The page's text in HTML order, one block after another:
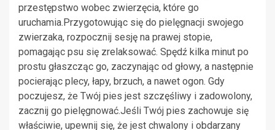
przestępstwo wobec zwierzęcia, które go
uruchamia.Przygotowując się do pielęgnacji swojego
zwierzaka, rozpocznij sesję na prawej stopie,
pomagając psu się zrelaksować. Spędź kilka minut po
prostu głaszcząc go, zaczynając od głowy, a następnie
pocierając plecy, łapy, brzuch, a nawet ogon. Gdy
poczujesz, że Twój pies jest szczęśliwy i zadowolony,
zacznij go pielęgnować.Jeśli Twój pies zachowuje się
właściwie, upewnij się, że jest chwalony i obdarzany